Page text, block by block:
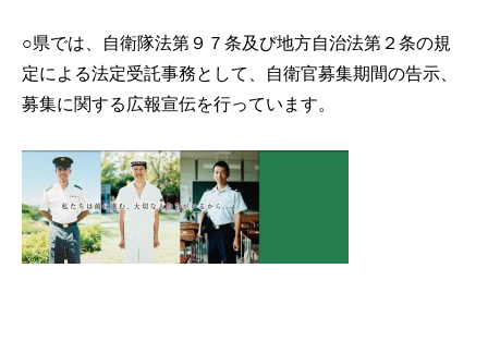
○県では、自衛隊法第９７条及び地方自治法第２条の規
定による法定受託事務として、自衛官募集期間の告示、
募集に関する広報宣伝を行っています。